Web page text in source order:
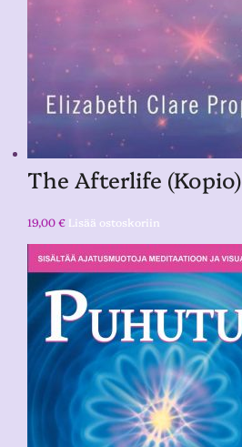
The Afterlife (Kopio)
19,00€ Lisää ostoskoriin